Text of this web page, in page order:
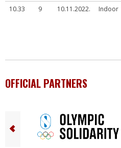
10.33
9 10.11.2022. Indoor
OFFICIAL PARTNERS